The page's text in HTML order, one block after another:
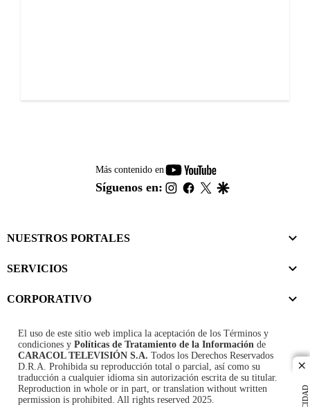
Más contenido en
youtube-
footer
Síguenos en: instagram
facebook
twitter
NUESTROS PORTALES
SERVICIOS
CORPORATIVO
El uso de este sitio web implica la aceptación de los Términos y
condiciones y Políticas de Tratamiento de la Información de
CARACOL TELEVISIÓN S.A. Todos los Derechos Reservados
D.R.A. Prohibida su reproducción total o parcial, así como su
traducción a cualquier idioma sin autorización escrita de su titular.
Reproduction in whole or in part, or translation without written
permission is prohibited. All rights reserved 2025.